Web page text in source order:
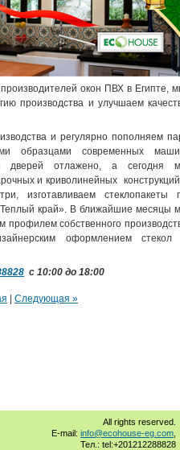
окон ПВХ в Египте,
производства и улучшаем
и регулярно пополняем
образцами современных
дверей отлажено, а сегодня
и криволинейных
изготавливаем стеклопакеты
край». В ближайшие месяцы
собственного
оформлением стекол
с 10:00 до 18:00
| Следующая »
All rights reserved.
E-mail: info@ecohouse-eg.com
Тел.: tel:+201212288828